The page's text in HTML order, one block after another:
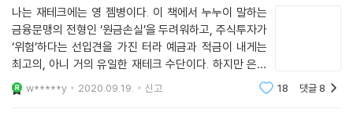
불가능하다고 생각하고 포기하기 때문이다. 그러나 부자의 길은 사실 놀라
울 정도로 가까운 데 있다. 생각만 바꾸면 된다. 과도한 소비를 투자로 바꾸
는 라이프스타일로 전환하기만 해도 기적이 일어난다. 바로 복리의 마법
때문이다. 아인슈타인이 8번째 불가사의라 칭한 복리의 마법이 당신을 부
자로 만들어줄 것이다. 기억하라. 복리는 시간이 지날수록 기하급수적으로
자산을 불려준다. 당신이 잠자는 동안에도 돈이 일하도록 시스템을 만들어
나는 재테크에는 영 젬병이다. 이 책에서 누누이 말하는
금융문맹의 전형인 ‘원금손실’을 두려워하고, 주식투자가
‘위험’하다는 선입견을 가진 터라 예금과 적금이 내게는
최고의, 아니 거의 유일한 재테크 수단이다. 하지만 은행
금리가 1%대에 머무르는 지금 이것을 재테크라 할 수 있
을까 솔직히 걱정스럽다(여담이지만 은행 금리를 볼 때면
w*****y 2020.09.19. 신고 18 댓글 8